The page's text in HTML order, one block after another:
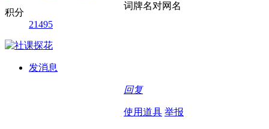
积分
21495
发消息
词牌名对网名
回复
使用道具 举报